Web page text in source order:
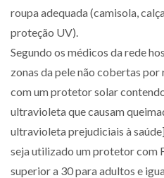
roupa adequada (camisola,
proteção UV).
Segundo os médicos da rede
zonas da pele não cobertas
com um protetor solar
ultravioleta que causam
ultravioleta prejudiciais à
seja utilizado um protetor com
superior a 30 para adultos e